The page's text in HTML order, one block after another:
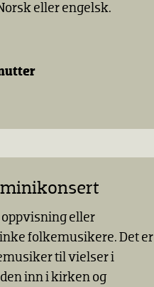
eller engelsk.
oppvisning eller
folkemusikere. Det er
til vielser i
inn i kirken og